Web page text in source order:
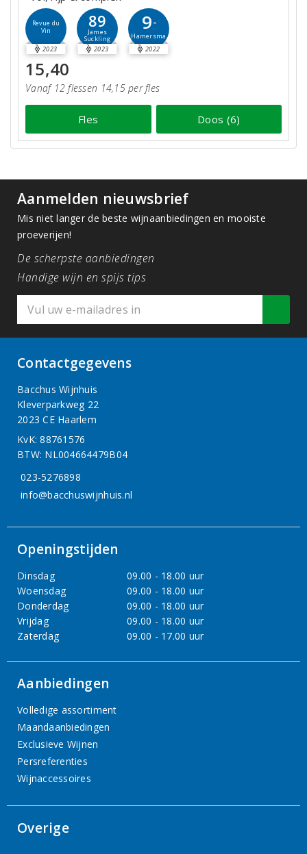
Revue du
Vin
2023
89
James
Suckling
2023
9-
Hamersma
2022
15,40
Vanaf 12 flessen 14,15 per fles
Fles Doos (6)
Aanmelden nieuwsbrief
Mis niet langer de beste wijnaanbiedingen en mooiste
proeverijen!
De scherpste aanbiedingen
Handige wijn en spijs tips
Contactgegevens
Bacchus Wijnhuis
Kleverparkweg 22
2023 CE Haarlem
KvK: 88761576
BTW: NL004664479B04
023-5276898
info@bacchuswijnhuis.nl
Openingstijden
Dinsdag
09.00 - 18.00 uur
Woensdag
09.00 - 18.00 uur
Donderdag
09.00 - 18.00 uur
Vrijdag
09.00 - 18.00 uur
Zaterdag
09.00 - 17.00 uur
Aanbiedingen
Volledige assortiment
Maandaanbiedingen
Exclusieve Wijnen
Persreferenties
Wijnaccessoires
Overige